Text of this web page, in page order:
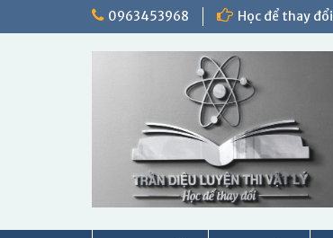
0963453968 Học để thay đổi